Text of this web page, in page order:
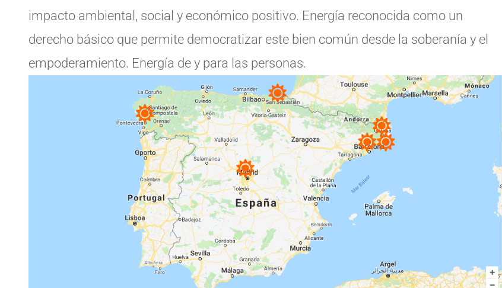
impacto ambiental, social y económico positivo. Energía reconocida como un
derecho básico que permite democratizar este bien común desde la soberanía y el
empoderamiento. Energía de y para las personas.